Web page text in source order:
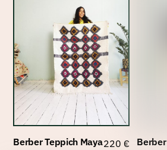
Berber Teppich Maya220 €